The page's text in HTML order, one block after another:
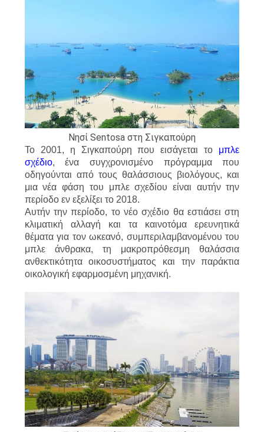
Νησί Sentosa στη Σιγκαπούρη
Το 2001, η Σιγκαπούρη που εισάγεται το μπλε
σχέδιο, ένα συγχρονισμένο πρόγραμμα που
οδηγούνται από τους θαλάσσιους βιολόγους, και
μια νέα φάση του μπλε σχεδίου είναι αυτήν την
περίοδο εν εξελίξει το 2018.
Αυτήν την περίοδο, το νέο σχέδιο θα εστιάσει στη
κλιματική αλλαγή και τα καινοτόμα ερευνητικά
θέματα για τον ωκεανό, συμπεριλαμβανομένου του
μπλε άνθρακα, τη μακροπρόθεσμη θαλάσσια
ανθεκτικότητα οικοσυστήματος και την παράκτια
οικολογική εφαρμοσμένη μηχανική.